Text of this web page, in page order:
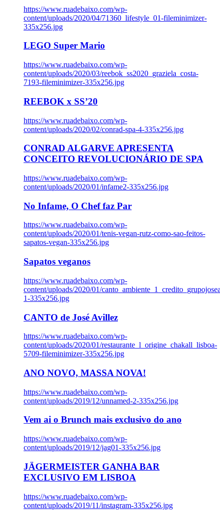
https://www.ruadebaixo.com/wp-
content/uploads/2020/04/71360_lifestyle_01-fileminimizer-
335x256.jpg
LEGO Super Mario
https://www.ruadebaixo.com/wp-
content/uploads/2020/03/reebok_ss2020_graziela_costa-
7193-fileminimizer-335x256.jpg
REEBOK x SS’20
https://www.ruadebaixo.com/wp-
content/uploads/2020/02/conrad-spa-4-335x256.jpg
CONRAD ALGARVE APRESENTA
CONCEITO REVOLUCIONÁRIO DE SPA
https://www.ruadebaixo.com/wp-
content/uploads/2020/01/infame2-335x256.jpg
No Infame, O Chef faz Par
https://www.ruadebaixo.com/wp-
content/uploads/2020/01/tenis-vegan-rutz-como-sao-feitos-
sapatos-vegan-335x256.jpg
Sapatos veganos
https://www.ruadebaixo.com/wp-
content/uploads/2020/01/
1-335x256.jpg
CANTO de José Avillez
https://www.ruadebaixo.com/wp-
content/uploads/2020/01/restaurante_l_origine_chakall_lisboa-
5709-fileminimizer-335x256.jpg
ANO NOVO, MASSA NOVA!
https://www.ruadebaixo.com/wp-
content/uploads/2019/12/unnamed-2-335x256.jpg
Vem ai o Brunch mais exclusivo do ano
https://www.ruadebaixo.com/wp-
content/uploads/2019/12/jag01-335x256.jpg
JÄGERMEISTER GANHA BAR
EXCLUSIVO EM LISBOA
https://www.ruadebaixo.com/wp-
content/uploads/2019/11/instagram-335x256.jpg